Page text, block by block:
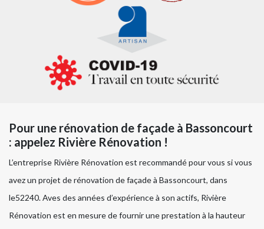
Pour une rénovation de façade à Bassoncourt
: appelez Rivière Rénovation !
L’entreprise Rivière Rénovation est recommandé pour vous si vous
avez un projet de rénovation de façade à Bassoncourt, dans
le52240. Aves des années d’expérience à son actifs, Rivière
Rénovation est en mesure de fournir une prestation à la hauteur